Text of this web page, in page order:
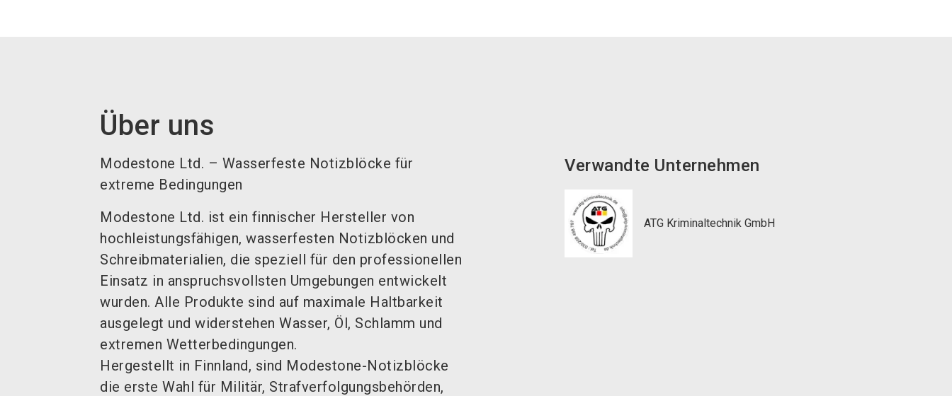
Über uns
Modestone Ltd. – Wasserfeste Notizblöcke für
extreme Bedingungen
Modestone Ltd. ist ein finnischer Hersteller von
hochleistungsfähigen, wasserfesten Notizblöcken und
Schreibmaterialien, die speziell für den professionellen
Einsatz in anspruchsvollsten Umgebungen entwickelt
wurden. Alle Produkte sind auf maximale Haltbarkeit
ausgelegt und widerstehen Wasser, Öl, Schlamm und
extremen Wetterbedingungen.
Hergestellt in Finnland, sind Modestone-Notizblöcke
die erste Wahl für Militär, Strafverfolgungsbehörden,
Verwandte Unternehmen
ATG Kriminaltechnik GmbH